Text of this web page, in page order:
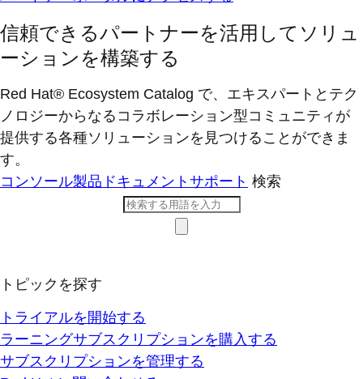
信頼できるパートナーを活用してソリュ
ーションを構築する
Red Hat® Ecosystem Catalog で、エキスパートとテク
ノロジーからなるコラボレーション型コミ​ュニティが
提供する各種ソリューションを見つけることができま
す。
コンソール製品ドキュメント サポート 検索
トピックを探す
トライアルを開始する
ラーニングサブスクリプションを購入する
サブスクリプションを管理する